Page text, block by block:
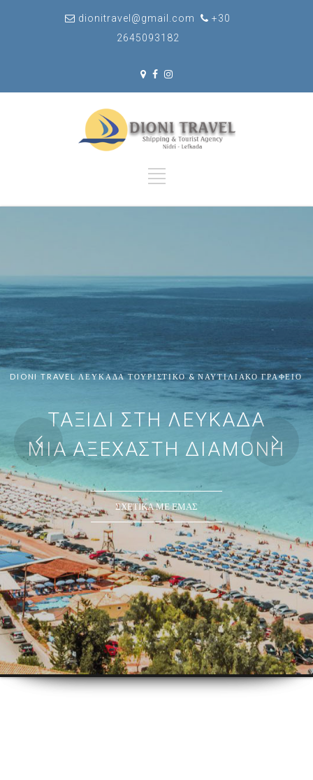
dionitravel@gmail.com
+30
2645093182
ΤΑΞΙΔΙ ΣΤΗ ΛΕΥΚΑΔΑ
ΜΙΑ ΑΞΕΧΑΣΤΗ ΔΙΑΜΟΝΗ
DIONI TRAVEL ΛΕΥΚΑΔΑ ΤΟΥΡΙΣΤΙΚΟ & ΝΑΥΤΙΛΙΑΚΟ ΓΡΑΦΕΙΟ
ΣΧΕΤΙΚΑ ΜΕ ΕΜΑΣ
ΚΡΟΥΑΖΙΕΡΕΣ